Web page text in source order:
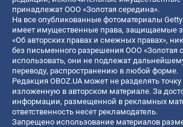
принадлежат ООО «Золотая середина».
На все опубликованные фотоматериалы
имеет имущественные права, защищаемые
«Об авторских правах и смежных правах»,
без письменного разрешения ООО «Золотая
использовать, они не подлежат
переводу, распространению в любой форме.
Редакция OBOZ.UA может не разделять точку
изложенную в авторском материале. За
информации, размещенной в рекламных
ответственность несет рекламодатель.
Запрещено использование материалов